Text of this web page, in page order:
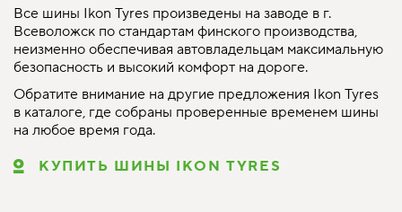
Все шины Ikon Tyres произведены на заводе в г.
Всеволожск по стандартам финского производства,
неизменно обеспечивая автовладельцам максимальную
безопасность и высокий комфорт на дороге.
Обратите внимание на другие предложения Ikon Tyres
в каталоге, где собраны проверенные временем шины
на любое время года.
КУПИТЬ ШИНЫ IKON TYRES